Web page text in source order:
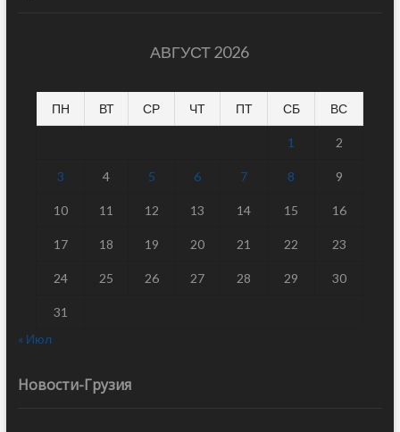
АВГУСТ 2026
ПН ВТ СР ЧТ ПТ СБ ВС
1 2
3 4 5 6 7 8 9
10 11 12 13 14 15 16
17 18 19 20 21 22 23
24 25 26 27 28 29 30
31
« Июл
Новости-Грузия